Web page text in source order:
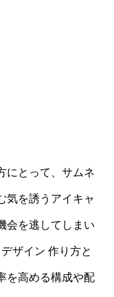
にとって、サムネ
気を誘うアイキャ
会を逃してしまい
ザイン 作り方と
を高める構成や配